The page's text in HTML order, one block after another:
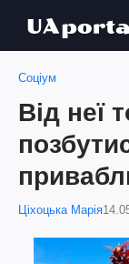
Соціум
Від неї
Ціхоцька Марія